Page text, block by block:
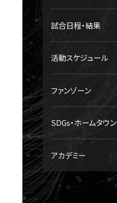
試合日程・結果
活動スケジュール
ファンゾーン
SDGs・ホームタウン
アカデミー